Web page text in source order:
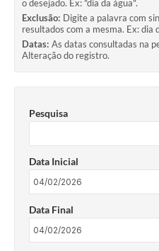
o desejado. Ex: "dia da água".
Exclusão: Digite a palavra com
resultados com a mesma. Ex: dia
Datas: As datas consultadas na
Alteração do registro.
Pesquisa
Data Inicial
Data Final